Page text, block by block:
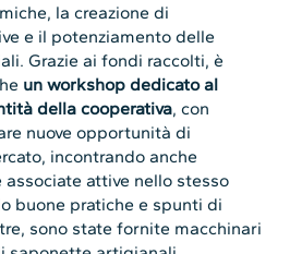
la creazione di
e il potenziamento delle
Grazie ai fondi raccolti, è
un workshop dedicato al
della cooperativa, con
nuove opportunità di
incontrando anche
attive nello stesso
buone pratiche e spunti di
sono state fornite macchinari